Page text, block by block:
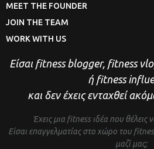
MEET THE FOUNDER
JOIN THE TEAM
WORK WITH US
Είσαι fitness blogger, fitness
ή fitness
και δεν έχεις ενταχθεί
Έχεις μια fitness ιδέα που θέλεις
Είσαι επαγγελματίας στο χώρο του
μαζί μας;